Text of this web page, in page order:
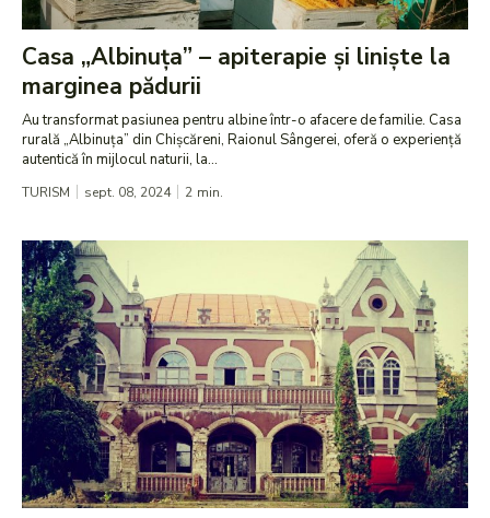
Casa „Albinuța” – apiterapie și liniște la
marginea pădurii
Au transformat pasiunea pentru albine într-o afacere de familie. Casa
rurală „Albinuța” din Chișcăreni, Raionul Sângerei, oferă o experiență
autentică în mijlocul naturii, la...
TURISM sept. 08, 2024 2 min.